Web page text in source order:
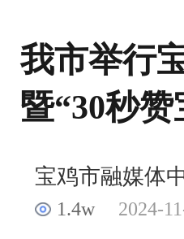
我市举行
暨“30秒
宝鸡市融媒体
1.4w 2024-